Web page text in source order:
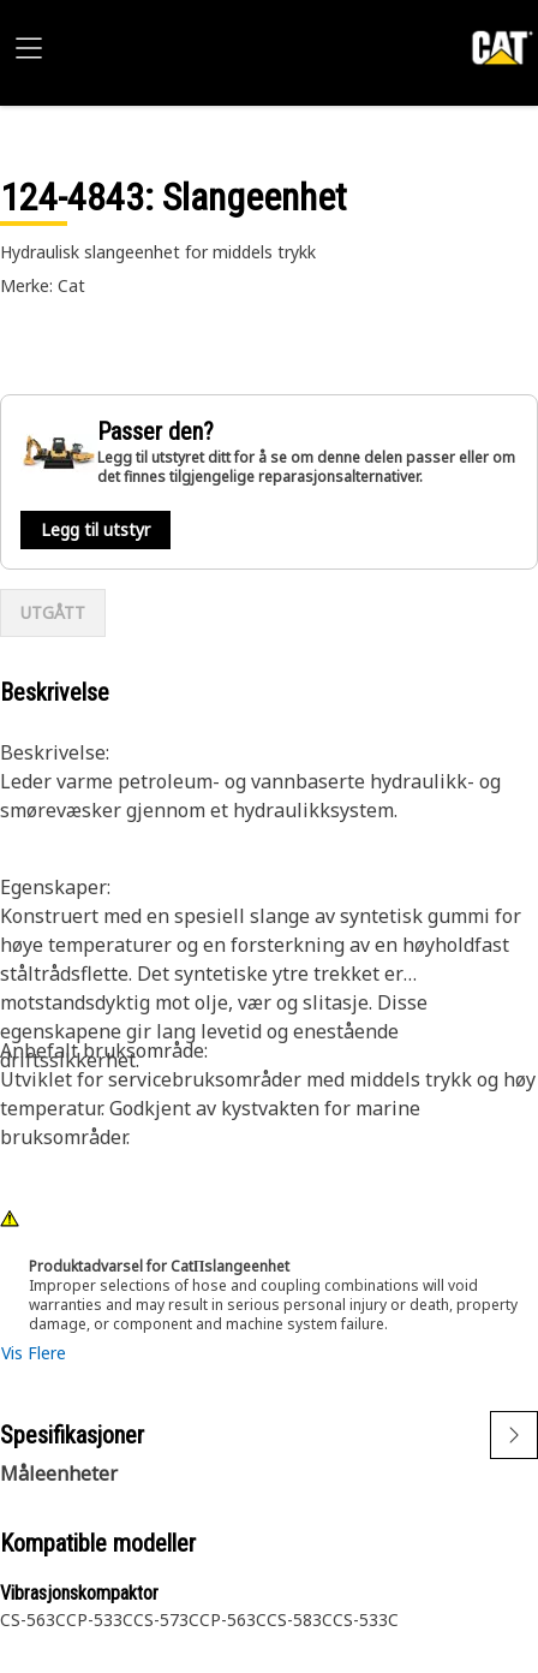
124-4843: Slangeenhet
Hydraulisk slangeenhet for middels trykk
Merke: Cat
Passer den?
Legg til utstyret ditt for å se om denne delen passer eller om
det finnes tilgjengelige reparasjonsalternativer.
Legg til utstyr
UTGÅTT
Beskrivelse
Beskrivelse:
Leder varme petroleum- og vannbaserte hydraulikk- og
smørevæsker gjennom et hydraulikksystem.
Egenskaper:
Konstruert med en spesiell slange av syntetisk gummi for
høye temperaturer og en forsterkning av en høyholdfast
ståltrådsflette. Det syntetiske ytre trekket er
motstandsdyktig mot olje, vær og slitasje. Disse
egenskapene gir lang levetid og enestående
driftssikkerhet.
Anbefalt bruksområde:
Utviklet for servicebruksområder med middels trykk og høy
temperatur. Godkjent av kystvakten for marine
bruksområder.
Produktadvarsel for CatΠslangeenhet
Improper selections of hose and coupling combinations will void
warranties and may result in serious personal injury or death, property
damage, or component and machine system failure.
Vis Flere
Spesifikasjoner
Måleenheter
Kompatible modeller
Vibrasjonskompaktor
CS-563CCP-533CCS-573CCP-563CCS-583CCS-533C